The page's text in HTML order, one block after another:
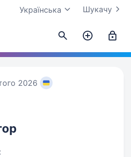
Шукачу
Українська
2026